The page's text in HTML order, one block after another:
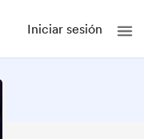
Iniciar sesión